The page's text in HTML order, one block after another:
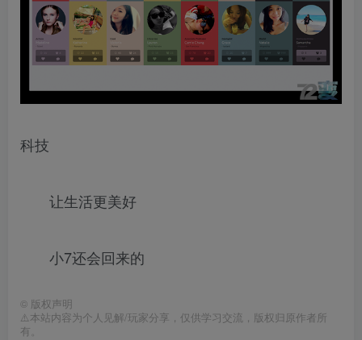
科技
让生活更美好
小7还会回来的
© 版权声明
⚠️本站内容为个人见解/玩家分享，仅供学习交流，版权归原作者所
有。